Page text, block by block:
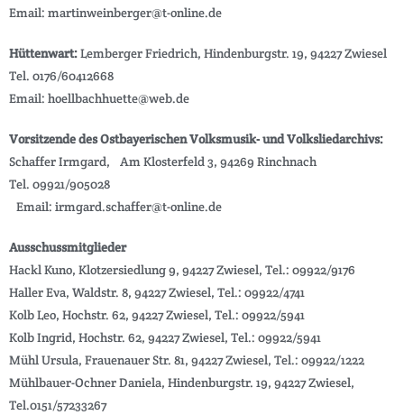
Email: martinweinberger@t-online.de
Hüttenwart:Lemberger Friedrich, Hindenburgstr. 19, 94227 Zwiesel
Tel. 0176/60412668
Email: hoellbachhuette@web.de
Vorsitzende des Ostbayerischen Volksmusik- und Volksliedarchivs:
Schaffer Irmgard, Am Klosterfeld 3, 94269 Rinchnach
Tel. 09921/905028
Email: irmgard.schaffer@t-online.de
Ausschussmitglieder
Hackl Kuno, Klotzersiedlung 9, 94227 Zwiesel, Tel.: 09922/9176
Haller Eva, Waldstr. 8, 94227 Zwiesel, Tel.: 09922/4741
Kolb Leo, Hochstr. 62, 94227 Zwiesel, Tel.: 09922/5941
Kolb Ingrid, Hochstr. 62, 94227 Zwiesel, Tel.: 09922/5941
Mühl Ursula, Frauenauer Str. 81, 94227 Zwiesel, Tel.: 09922/1222
Mühlbauer-Ochner Daniela, Hindenburgstr. 19, 94227 Zwiesel,
Tel.0151/57233267